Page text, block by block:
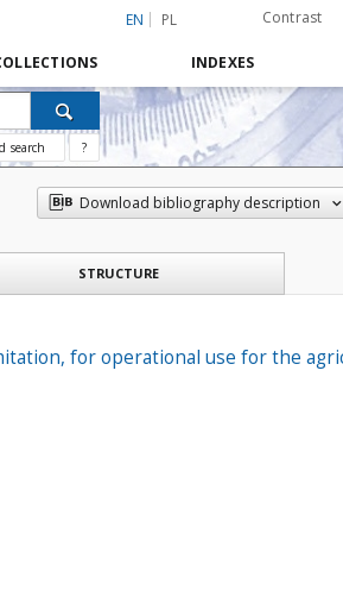
EN PL Contrast
INDEXES
search ?
Download bibliography description
STRUCTURE
for operational use for the